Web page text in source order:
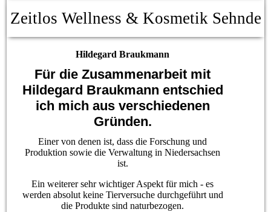
Zeitlos Wellness & Kosmetik Sehnde
Hildegard Braukmann
Für die Zusammenarbeit mit
Hildegard Braukmann entschied
ich mich aus verschiedenen
Gründen.
Einer von denen ist, dass die Forschung und
Produktion sowie die Verwaltung in Niedersachsen
ist.
Ein weiterer sehr wichtiger Aspekt für mich - es
werden absolut keine Tierversuche durchgeführt und
die Produkte sind naturbezogen.